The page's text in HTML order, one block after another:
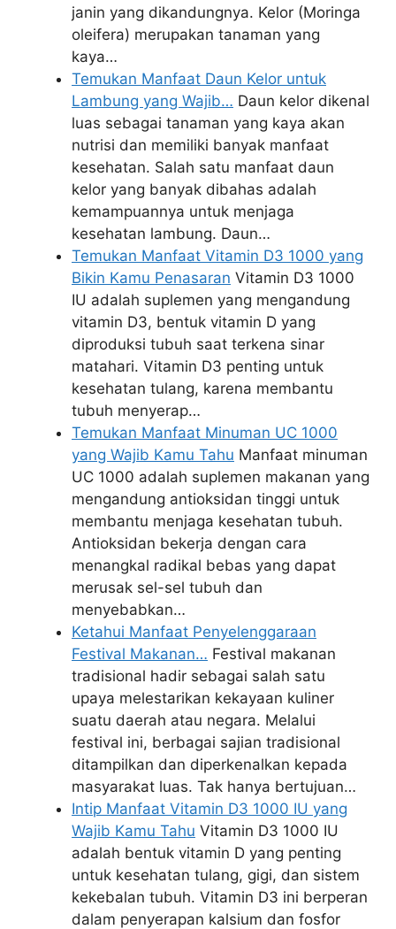
janin yang dikandungnya. Kelor (Moringa
oleifera) merupakan tanaman yang
kaya…
Temukan Manfaat Daun Kelor untuk
Lambung yang Wajib… Daun kelor dikenal
luas sebagai tanaman yang kaya akan
nutrisi dan memiliki banyak manfaat
kesehatan. Salah satu manfaat daun
kelor yang banyak dibahas adalah
kemampuannya untuk menjaga
kesehatan lambung. Daun…
Temukan Manfaat Vitamin D3 1000 yang
Bikin Kamu Penasaran Vitamin D3 1000
IU adalah suplemen yang mengandung
vitamin D3, bentuk vitamin D yang
diproduksi tubuh saat terkena sinar
matahari. Vitamin D3 penting untuk
kesehatan tulang, karena membantu
tubuh menyerap…
Temukan Manfaat Minuman UC 1000
yang Wajib Kamu Tahu Manfaat minuman
UC 1000 adalah suplemen makanan yang
mengandung antioksidan tinggi untuk
membantu menjaga kesehatan tubuh.
Antioksidan bekerja dengan cara
menangkal radikal bebas yang dapat
merusak sel-sel tubuh dan
menyebabkan…
Ketahui Manfaat Penyelenggaraan
Festival Makanan… Festival makanan
tradisional hadir sebagai salah satu
upaya melestarikan kekayaan kuliner
suatu daerah atau negara. Melalui
festival ini, berbagai sajian tradisional
ditampilkan dan diperkenalkan kepada
masyarakat luas. Tak hanya bertujuan…
Intip Manfaat Vitamin D3 1000 IU yang
Wajib Kamu Tahu Vitamin D3 1000 IU
adalah bentuk vitamin D yang penting
untuk kesehatan tulang, gigi, dan sistem
kekebalan tubuh. Vitamin D3 ini berperan
dalam penyerapan kalsium dan fosfor